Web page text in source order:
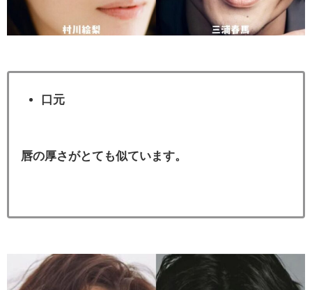
口元
唇の厚さがとても似ています。